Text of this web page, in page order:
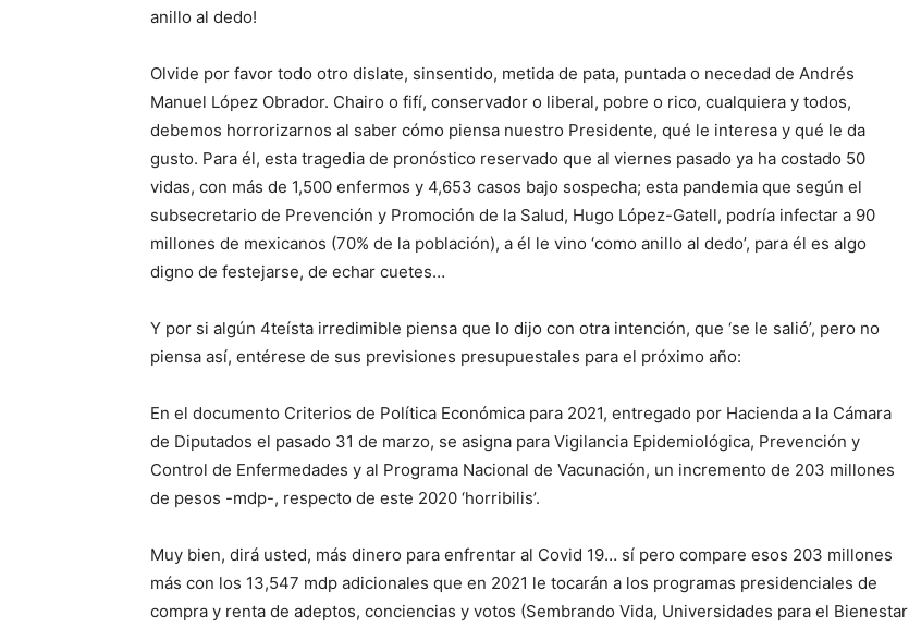
anillo al dedo!
Olvide por favor todo otro dislate, sinsentido, metida de pata, puntada o necedad de Andrés
Manuel López Obrador. Chairo o fifí, conservador o liberal, pobre o rico, cualquiera y todos,
debemos horrorizarnos al saber cómo piensa nuestro Presidente, qué le interesa y qué le da
gusto. Para él, esta tragedia de pronóstico reservado que al viernes pasado ya ha costado 50
vidas, con más de 1,500 enfermos y 4,653 casos bajo sospecha; esta pandemia que según el
subsecretario de Prevención y Promoción de la Salud, Hugo López-Gatell, podría infectar a 90
millones de mexicanos (70% de la población), a él le vino ‘como anillo al dedo’, para él es algo
digno de festejarse, de echar cuetes…
Y por si algún 4teísta irredimible piensa que lo dijo con otra intención, que ‘se le salió’, pero no
piensa así, entérese de sus previsiones presupuestales para el próximo año:
En el documento Criterios de Política Económica para 2021, entregado por Hacienda a la Cámara
de Diputados el pasado 31 de marzo, se asigna para Vigilancia Epidemiológica, Prevención y
Control de Enfermedades y al Programa Nacional de Vacunación, un incremento de 203 millones
de pesos -mdp-, respecto de este 2020 ‘horribilis’.
Muy bien, dirá usted, más dinero para enfrentar al Covid 19… sí pero compare esos 203 millones
más con los 13,547 mdp adicionales que en 2021 le tocarán a los programas presidenciales de
compra y renta de adeptos, conciencias y votos (Sembrando Vida, Universidades para el Bienestar